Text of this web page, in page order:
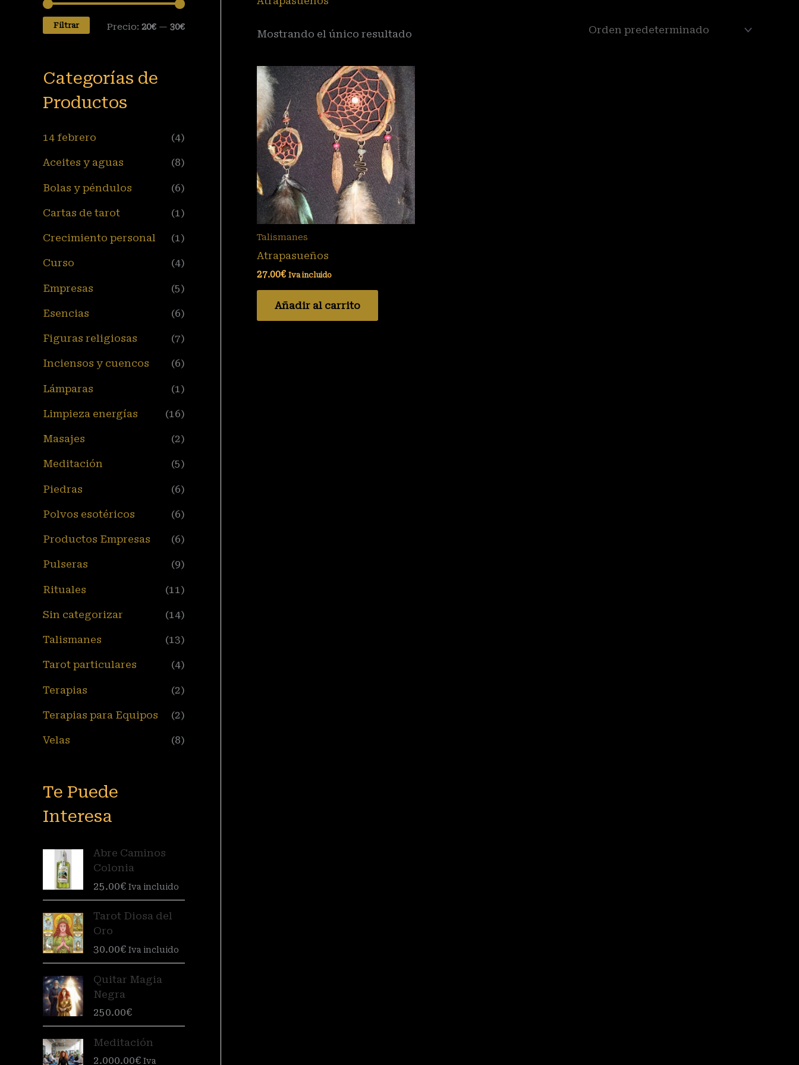
Filtrar Precio: 20€ — 30€
Categorías de
Productos
14 febrero (4)
Aceites y aguas (8)
Bolas y péndulos (6)
Cartas de tarot (1)
Crecimiento personal (1)
Curso (4)
Empresas (5)
Esencias (6)
Figuras religiosas (7)
Inciensos y cuencos (6)
Lámparas (1)
Limpieza energías (16)
Masajes (2)
Meditación (5)
Piedras (6)
Polvos esotéricos (6)
Productos Empresas (6)
Pulseras (9)
Rituales (11)
Sin categorizar (14)
Talismanes (13)
Tarot particulares (4)
Terapias (2)
Terapias para Equipos (2)
Velas (8)
Te Puede
Interesa
Abre Caminos
Colonia
25.00€ Iva incluido
Tarot Diosa del
Oro
30.00€ Iva incluido
Quitar Magia
Negra
250.00€
Meditación
2.000.00€ Iva
Mostrando el único resultado
Talismanes
Atrapasueños
27.00€ Iva incluido
Añadir al carrito